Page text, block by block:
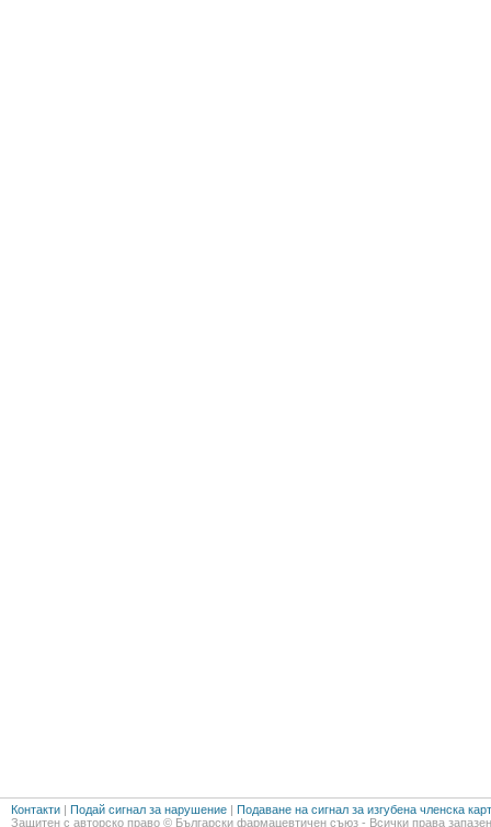
Контакти | Подай сигнал за нарушение | Подаване на сигнал за изгубена членска
Защитен с авторско право © Български фармацевтичен съюз - Всички права